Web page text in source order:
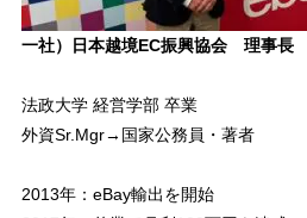
一社）日本越境EC振興協会 理事長
法政大学 経営学部 卒業
外資Sr.Mgr→国家公務員・著者
2013年：eBay輸出を開始